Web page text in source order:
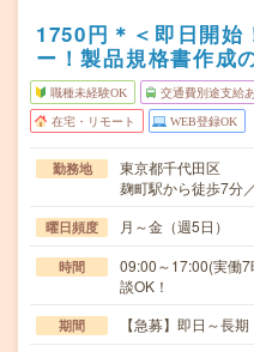
1750円＊＜即日開始
ー！製品規格書作成
職種未経験OK 交通費別途支給
在宅・リモート WEB登録OK
勤務地
東京都千代田区
麹町駅から徒歩7分
曜日頻度 月～金（週5日）
時間
09:00～17:00(実働
談OK！
期間 【急募】即日～長